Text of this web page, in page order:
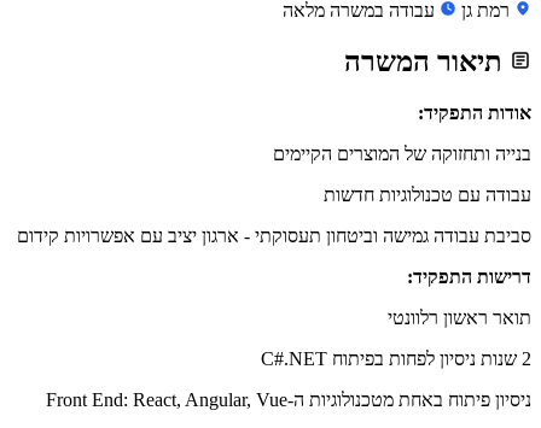
רמת גן עבודה במשרה מלאה
תיאור המשרה
אודות התפקיד:
בנייה ותחזוקה של המוצרים הקיימים
עבודה עם טכנולוגיות חדשות
סביבת עבודה גמישה וביטחון תעסוקתי - ארגון יציב עם אפשרויות קידום
דרישות התפקיד:
תואר ראשון רלוונטי
2 שנות ניסיון לפחות בפיתוח C#.NET
ניסיון פיתוח באחת מטכנולוגיות ה-Front End: React, Angular, Vue